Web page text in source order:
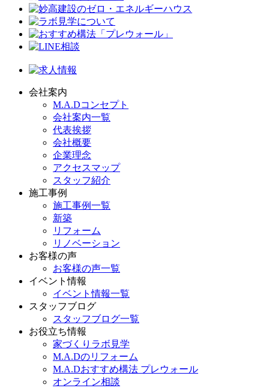
会社案内
M.A.Dコンセプト
会社案内一覧
代表挨拶
会社概要
企業理念
アクセスマップ
スタッフ紹介
施工事例
施工事例一覧
新築
リフォーム
リノベーション
お客様の声
お客様の声一覧
イベント情報
イベント情報一覧
スタッフブログ
スタッフブログ一覧
お役立ち情報
家づくりラボ見学
M.A.Dのリフォーム
M.A.Dおすすめ構法 プレウォール
オンライン相談